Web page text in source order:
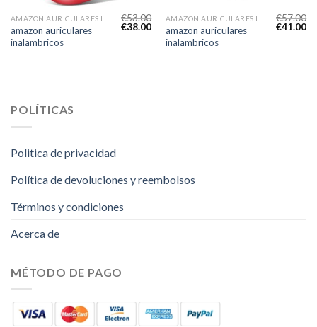
amazon auriculares
inalambricos
€53.00
€38.00
amazon auriculares
inalambricos
€57.00
€41.00
POLÍTICAS
Politica de privacidad
Política de devoluciones y reembolsos
Términos y condiciones
Acerca de
MÉTODO DE PAGO